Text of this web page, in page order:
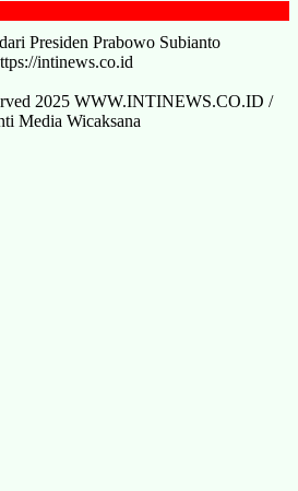
2025 WWW.INTINEWS.CO.ID /
Media Wicaksana